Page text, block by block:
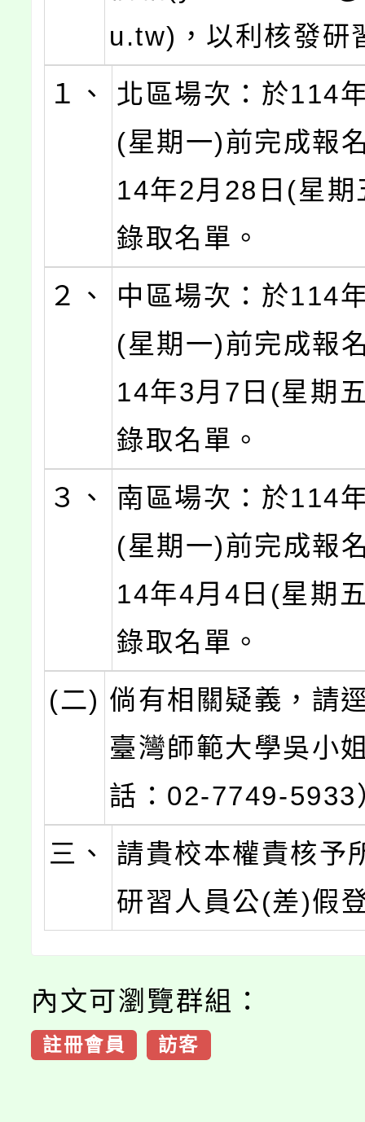
u.tw)，以利核發研
１、
北區場次：於114
(星期一)前完成報
14年2月28日(星期
錄取名單。
２、
中區場次：於114
(星期一)前完成報
14年3月7日(星期
錄取名單。
３、
南區場次：於114
(星期一)前完成報
14年4月4日(星期
錄取名單。
(二) 倘有相關疑義，請
臺灣師範大學吳小
話：02-7749-5933
三、
請貴校本權責核予
研習人員公(差)假
內文可瀏覽群組：
註冊會員 訪客